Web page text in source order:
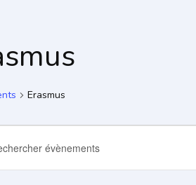
Erasmus